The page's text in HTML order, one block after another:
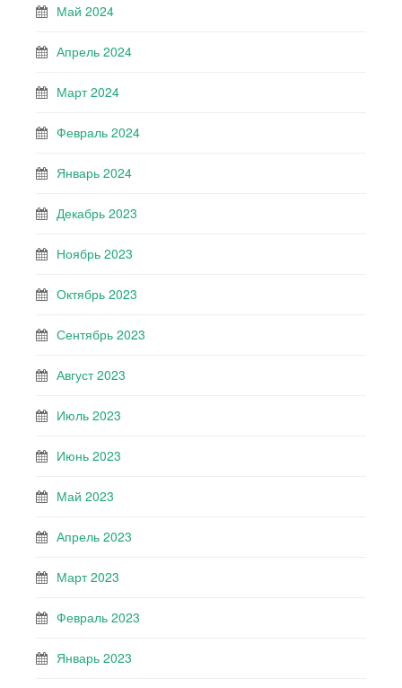
Май 2024
Апрель 2024
Март 2024
Февраль 2024
Январь 2024
Декабрь 2023
Ноябрь 2023
Октябрь 2023
Сентябрь 2023
Август 2023
Июль 2023
Июнь 2023
Май 2023
Апрель 2023
Март 2023
Февраль 2023
Январь 2023